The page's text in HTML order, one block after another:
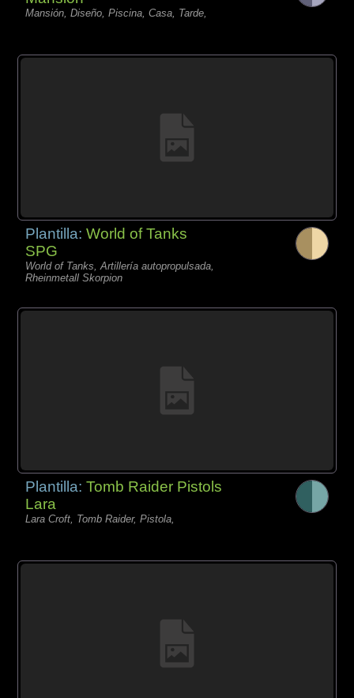
Mansión, Diseño, Piscina, Casa, Tarde,
Plantilla:World of Tanks
SPG
World of Tanks, Artillería autopropulsada,
Rheinmetall Skorpion
Plantilla:Tomb Raider Pistols
Lara
Lara Croft, Tomb Raider, Pistola,